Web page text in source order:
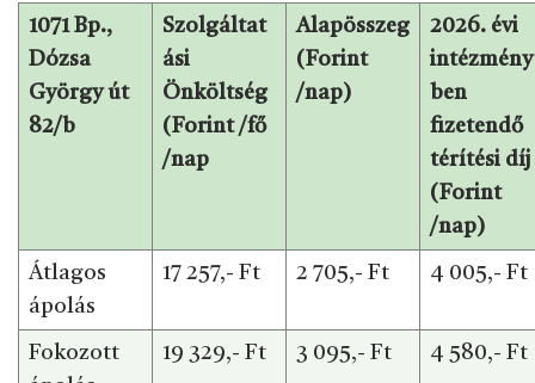
1071 Bp.,
Dózsa
György út
82/b
Szolgáltat
ási
Önköltség
(Forint /fő
/nap
Alapösszeg
(Forint
/nap)
2026. évi
intézmény
ben
fizetendő
térítési díj
(Forint
/nap)
Átlagos
ápolás
17 257,- Ft 2 705,- Ft 4 005,- Ft
Fokozott
19 329,- Ft 3 095,- Ft 4 580,- Ft